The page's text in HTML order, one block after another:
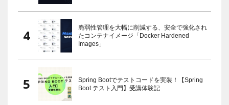
脆弱性管理を大幅に削減する、安全で強化され
たコンテナイメージ「Docker Hardened
Images」
Spring Bootでテストコードを実装！【Spring
Boot テスト入門】受講体験記